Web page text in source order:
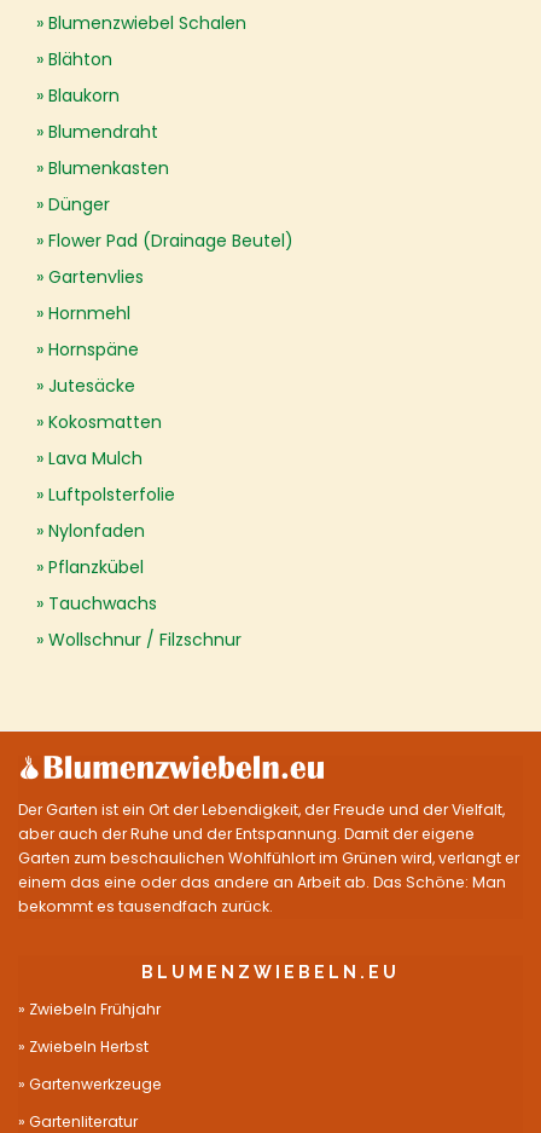
Blumenzwiebel Schalen
Blähton
Blaukorn
Blumendraht
Blumenkasten
Dünger
Flower Pad (Drainage Beutel)
Gartenvlies
Hornmehl
Hornspäne
Jutesäcke
Kokosmatten
Lava Mulch
Luftpolsterfolie
Nylonfaden
Pflanzkübel
Tauchwachs
Wollschnur / Filzschnur
Der Garten ist ein Ort der Lebendigkeit, der Freude und der Vielfalt,
aber auch der Ruhe und der Entspannung. Damit der eigene
Garten zum beschaulichen Wohlfühlort im Grünen wird, verlangt er
einem das eine oder das andere an Arbeit ab. Das Schöne: Man
bekommt es tausendfach zurück.
BLUMENZWIEBELN.EU
Zwiebeln Frühjahr
Zwiebeln Herbst
Gartenwerkzeuge
Gartenliteratur